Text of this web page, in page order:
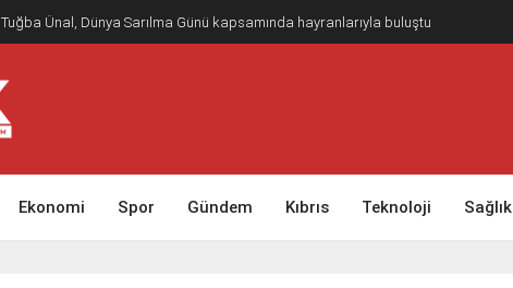
Tuğba Ünal, Dünya Sarılma Günü kapsamında hayranlarıyla buluştu
Ekonomi Spor Gündem Kıbrıs Teknoloji Sağlık